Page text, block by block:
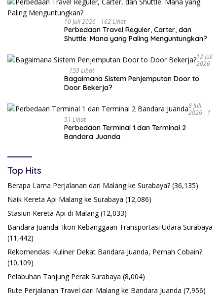
10 Juli 2026 162 Lihat
Perbedaan Travel Reguler, Carter, dan
Shuttle: Mana yang Paling Menguntungkan?
12 Juli
2026
159 Lihat
Bagaimana Sistem Penjemputan Door to
Door Bekerja?
8 Juli
2026
1
51 Lihat
Perbedaan Terminal 1 dan Terminal 2
Bandara Juanda
Top Hits
Berapa Lama Perjalanan dari Malang ke Surabaya? (36,135)
Naik Kereta Api Malang ke Surabaya (12,086)
Stasiun Kereta Api di Malang (12,033)
Bandara Juanda: Ikon Kebanggaan Transportasi Udara Surabaya
(11,442)
Rekomendasi Kuliner Dekat Bandara Juanda, Pernah Cobain?
(10,109)
Pelabuhan Tanjung Perak Surabaya (8,004)
Rute Perjalanan Travel dari Malang ke Bandara Juanda (7,956)